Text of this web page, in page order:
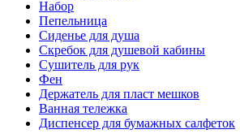
Набор
Пепельница
Сиденье для душа
Скребок для душевой кабины
Сушитель для рук
Фен
Держатель для пласт мешков
Ванная тележка
Диспенсер для бумажных салфеток